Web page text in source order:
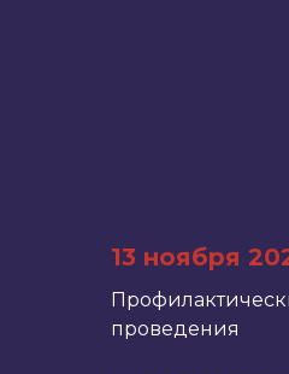
13 ноября
проведения